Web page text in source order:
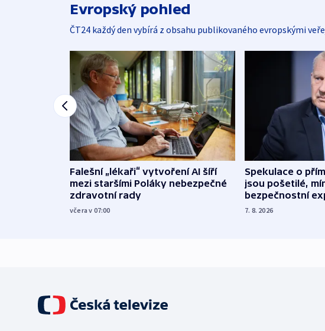
Evropský pohled
ČT24 každý den vybírá z obsahu publikovaného evropskými
Falešní „lékaři“ vytvoření AI šíří
mezi staršími Poláky nebezpečné
zdravotní rady
včera v 07:00
Spekulace o
jsou pošetilé,
bezpečnostní
7. 8. 2026